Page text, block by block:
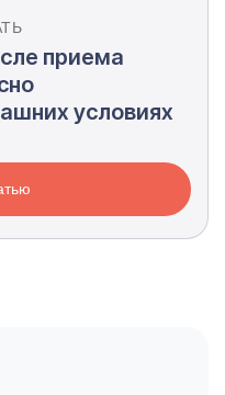
приема
условиях